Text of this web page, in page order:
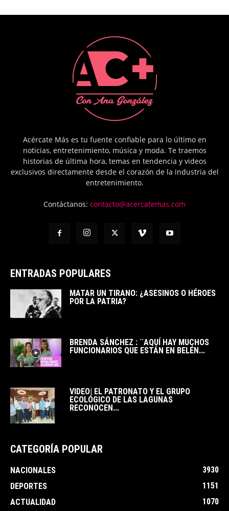
Acércate Más es tu fuente confiable para lo último en
noticias, entretenimiento, música y moda. Te traemos
historias de última hora, temas en tendencia y videos
exclusivos directamente desde el corazón de la industria del
entretenimiento.
Contáctanos: contacto@acercatemas.com
ENTRADAS POPULARES
MATAR UN TIRANO: ¿ASESINOS O HÉROES
POR LA PATRIA?
BRENDA SÁNCHEZ : ¨AQUÍ HAY MUCHOS
FUNCIONARIOS QUE ESTÁN EN BELÉN...
VIDEO| EL PATRONATO Y EL GRUPO
ECOLÓGICO DE LAS LAGUNAS
RECONOCEN...
CATEGORÍA POPULAR
NACIONALES
3930
DEPORTES
1151
ACTUALIDAD
1070